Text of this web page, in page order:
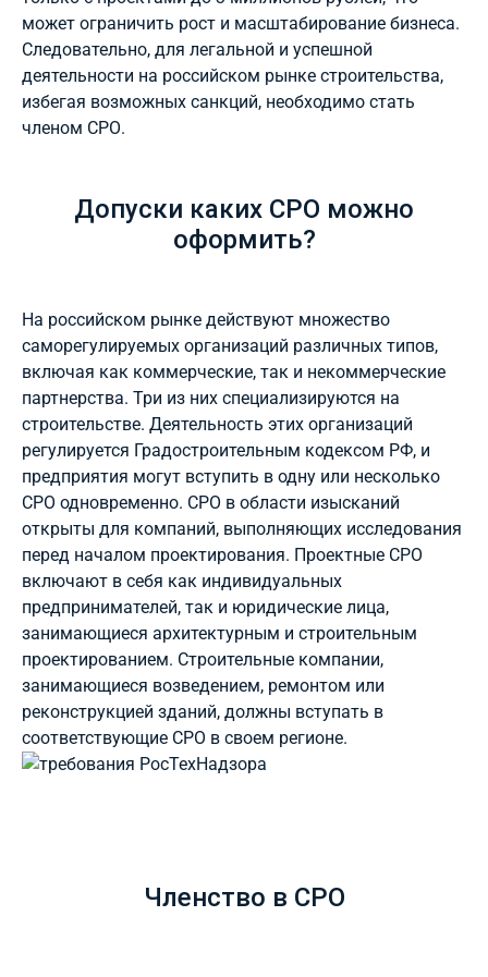
может ограничить рост и масштабирование бизнеса.
Следовательно, для легальной и успешной
деятельности на российском рынке строительства,
избегая возможных санкций, необходимо стать
членом СРО.
Допуски каких СРО можно
оформить?
На российском рынке действуют множество
саморегулируемых организаций различных типов,
включая как коммерческие, так и некоммерческие
партнерства. Три из них специализируются на
строительстве. Деятельность этих организаций
регулируется Градостроительным кодексом РФ, и
предприятия могут вступить в одну или несколько
СРО одновременно. СРО в области изысканий
открыты для компаний, выполняющих исследования
перед началом проектирования. Проектные СРО
включают в себя как индивидуальных
предпринимателей, так и юридические лица,
занимающиеся архитектурным и строительным
проектированием. Строительные компании,
занимающиеся возведением, ремонтом или
реконструкцией зданий, должны вступать в
соответствующие СРО в своем регионе.
Членство в СРО